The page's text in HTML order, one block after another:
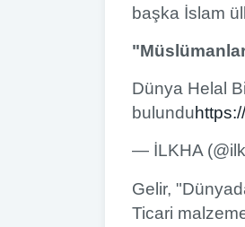
başka İslam
Dünya Helal
bulundu
— İLKHA
Gelir,
Ticari